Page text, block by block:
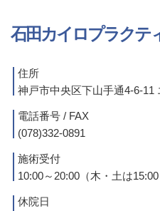
石田カイロプラクテ
住所
神戸市中央区下山手通4-6-11
電話番号 / FAX
(078)332-0891
施術受付
10:00～20:00（木・土は15:00
休院日